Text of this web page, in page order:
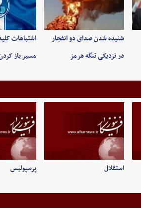
شنیده شدن صدای دو انفجار
در نزدیکی تنگه هرمز
اشتباهات
مسیر باز
استقلال پرسپولیس